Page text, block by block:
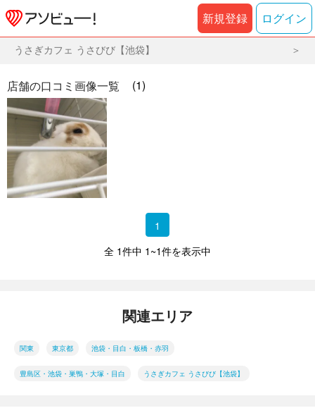
新規登録 ログイン
うさぎカフェ うさびび【池袋】
店舗の口コミ画像一覧 (1)
1
全 1件中 1~1件を表示中
関連エリア
関東 東京都 池袋・目白・板橋・赤羽
豊島区・池袋・巣鴨・大塚・目白 うさぎカフェ うさびび【池袋】